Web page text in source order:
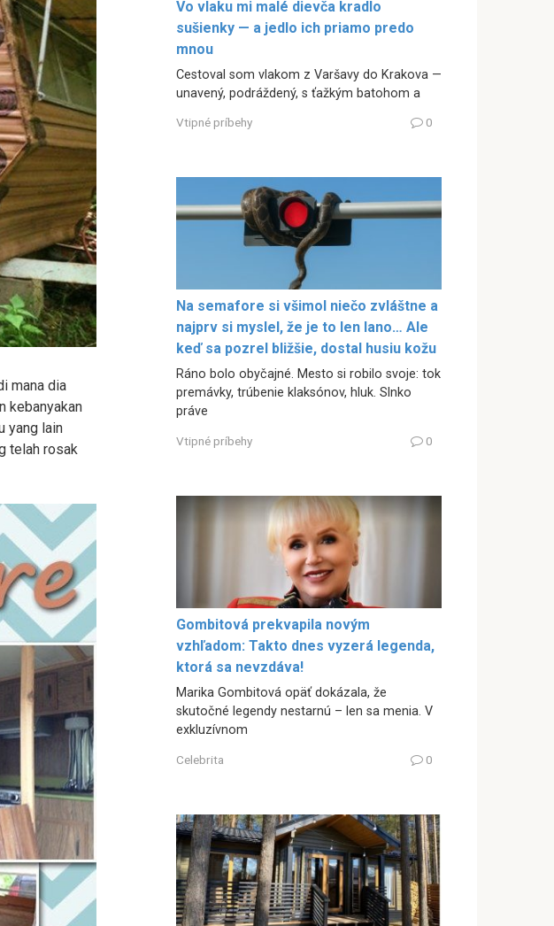
mana dia
kebanyakan
yang lain
telah rosak
Vo vlaku mi malé dievča kradlo
sušienky — a jedlo ich priamo predo
mnou
Cestoval som vlakom z Varšavy do Krakova —
unavený, podráždený, s ťažkým batohom a
Vtipné príbehy 0
Na semafore si všimol niečo zvláštne a
najprv si myslel, že je to len lano… Ale
keď sa pozrel bližšie, dostal husiu kožu
Ráno bolo obyčajné. Mesto si robilo svoje: tok
premávky, trúbenie klaksónov, hluk. Slnko
práve
Vtipné príbehy 0
Gombitová prekvapila novým
vzhľadom: Takto dnes vyzerá legenda,
ktorá sa nevzdáva!
Marika Gombitová opäť dokázala, že
skutočné legendy nestarnú – len sa menia. V
exkluzívnom
Celebrita 0